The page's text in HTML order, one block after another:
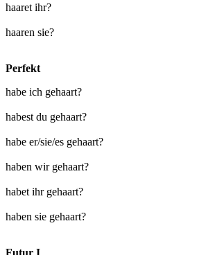
haaret ihr?
haaren sie?
Perfekt
habe ich gehaart?
habest du gehaart?
habe er/sie/es gehaart?
haben wir gehaart?
habet ihr gehaart?
haben sie gehaart?
Futur I